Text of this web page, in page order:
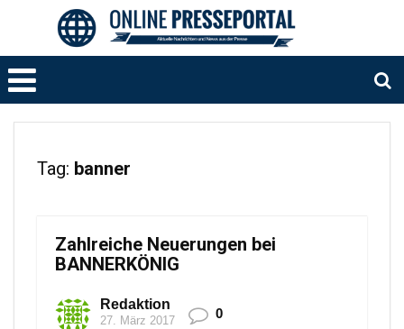
Tag: banner
Zahlreiche Neuerungen bei
BANNERKÖNIG
Redaktion
27. März 2017 0